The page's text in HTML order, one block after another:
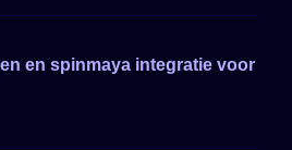
en spinmaya integratie voor